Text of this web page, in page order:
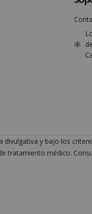
y bajo los
tratamiento médico.